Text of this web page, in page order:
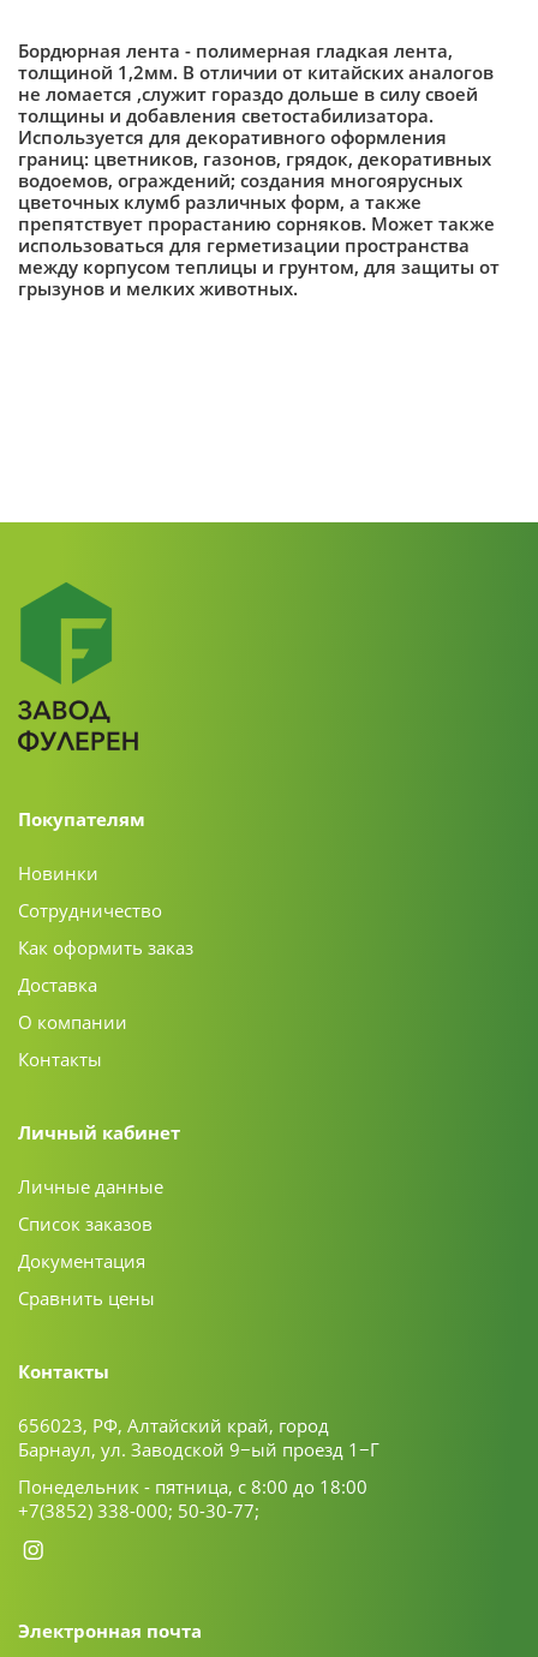
Бордюрная лента - полимерная гладкая лента,
толщиной 1,2мм. В отличии от китайских аналогов
не ломается ,служит гораздо дольше в силу своей
толщины и добавления светостабилизатора.
Используется для декоративного оформления
границ: цветников, газонов, грядок, декоративных
водоемов, ограждений; создания многоярусных
цветочных клумб различных форм, а также
препятствует прорастанию сорняков. Может также
использоваться для герметизации пространства
между корпусом теплицы и грунтом, для защиты от
грызунов и мелких животных.
Покупателям
Новинки
Сотрудничество
Как оформить заказ
Доставка
О компании
Контакты
Личный кабинет
Личные данные
Список заказов
Документация
Сравнить цены
Контакты
656023, РФ, Алтайский край, город
Барнаул, ул. Заводской 9−ый проезд 1−Г
Понедельник - пятница, с 8:00 до 18:00
+7(3852) 338-000; 50-30-77;
Электронная почта